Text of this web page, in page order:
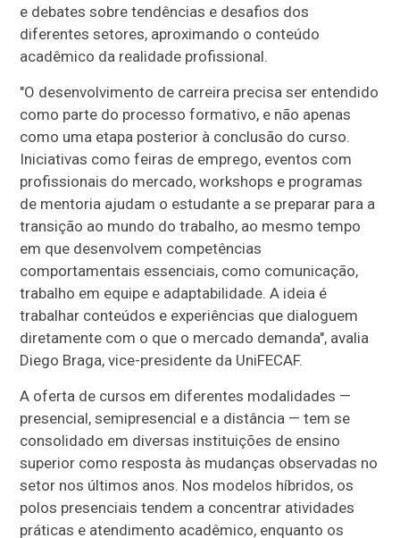
e debates sobre tendências e desafios dos
diferentes setores, aproximando o conteúdo
acadêmico da realidade profissional.
"O desenvolvimento de carreira precisa ser entendido
como parte do processo formativo, e não apenas
como uma etapa posterior à conclusão do curso.
Iniciativas como feiras de emprego, eventos com
profissionais do mercado, workshops e programas
de mentoria ajudam o estudante a se preparar para a
transição ao mundo do trabalho, ao mesmo tempo
em que desenvolvem competências
comportamentais essenciais, como comunicação,
trabalho em equipe e adaptabilidade. A ideia é
trabalhar conteúdos e experiências que dialoguem
diretamente com o que o mercado demanda", avalia
Diego Braga, vice-presidente da UniFECAF.
A oferta de cursos em diferentes modalidades —
presencial, semipresencial e a distância — tem se
consolidado em diversas instituições de ensino
superior como resposta às mudanças observadas no
setor nos últimos anos. Nos modelos híbridos, os
polos presenciais tendem a concentrar atividades
práticas e atendimento acadêmico, enquanto os